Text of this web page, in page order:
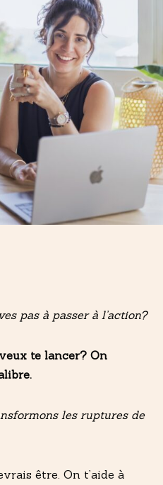
pas à passer à l’action?
te lancer? On
les ruptures de
être. On t’aide à